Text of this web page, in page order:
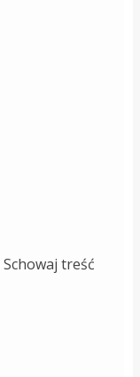
Schowaj treść